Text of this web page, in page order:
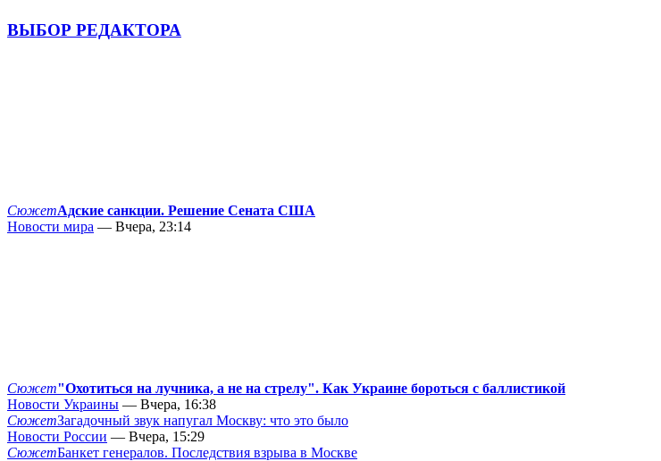
ВЫБОР РЕДАКТОРА
СюжетАдские санкции. Решение Сената США
Новости мира — Вчера, 23:14
Сюжет"Охотиться на лучника, а не на стрелу". Как Украине бороться с баллистикой
Новости Украины — Вчера, 16:38
СюжетЗагадочный звук напугал Москву: что это было
Новости России — Вчера, 15:29
СюжетБанкет генералов. Последствия взрыва в Москве